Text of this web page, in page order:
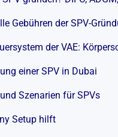
Gebühren der SPV-
der VAE:
einer SPV in Dubai
Szenarien für SPVs
Setup hilft